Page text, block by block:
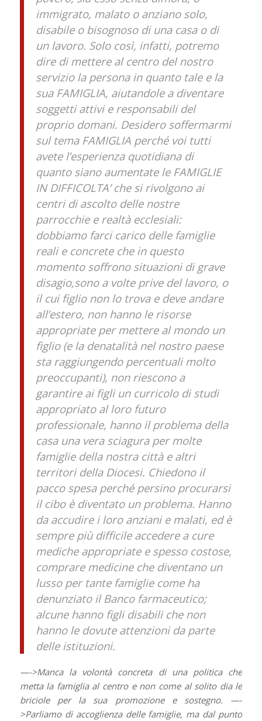
immigrato, malato o anziano solo,
disabile o bisognoso di una casa o di
un lavoro. Solo così, infatti, potremo
dire di mettere al centro del nostro
servizio la persona in quanto tale e la
sua FAMIGLIA, aiutandole a diventare
soggetti attivi e responsabili del
proprio domani. Desidero soffermarmi
sul tema FAMIGLIA perché voi tutti
avete l’esperienza quotidiana di
quanto siano aumentate le FAMIGLIE
IN DIFFICOLTA’ che si rivolgono ai
centri di ascolto delle nostre
parrocchie e realtà ecclesiali:
dobbiamo farci carico delle famiglie
reali e concrete che in questo
momento soffrono situazioni di grave
disagio,sono a volte prive del lavoro, o
il cui figlio non lo trova e deve andare
all’estero, non hanno le risorse
appropriate per mettere al mondo un
figlio (e la denatalità nel nostro paese
sta raggiungendo percentuali molto
preoccupanti), non riescono a
garantire ai figli un curricolo di studi
appropriato al loro futuro
professionale, hanno il problema della
casa una vera sciagura per molte
famiglie della nostra città e altri
territori della Diocesi. Chiedono il
pacco spesa perché persino procurarsi
il cibo è diventato un problema. Hanno
da accudire i loro anziani e malati, ed è
sempre più difficile accedere a cure
mediche appropriate e spesso costose,
comprare medicine che diventano un
lusso per tante famiglie come ha
denunziato il Banco farmaceutico;
alcune hanno figli disabili che non
hanno le dovute attenzioni da parte
delle istituzioni.
—->Manca la volontà concreta di una politica che
metta la famiglia al centro e non come al solito dia le
briciole per la sua promozione e sostegno. —-
>Parliamo di accoglienza delle famiglie, ma dal punto